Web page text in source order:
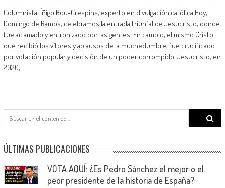
Columnista: Íñigo Bou-Crespins, experto en divulgación católica Hoy,
Domingo de Ramos, celebramos la entrada triunfal de Jesucristo, donde
fue aclamado y entronizado por las gentes. En cambio, el mismo Cristo
que recibió los vítores y aplausos de la muchedumbre, fue crucificado
por votación popular y decisión de un poder corrompido. Jesucristo, en
2020,
Search
for:
ÚLTIMAS PUBLICACIONES
VOTA AQUÍ: ¿Es Pedro Sánchez el mejor o el
peor presidente de la historia de España?